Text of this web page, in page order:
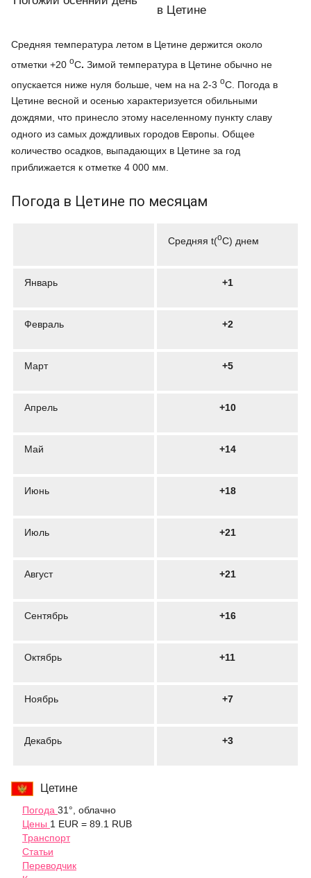
в Цетине
Средняя температура летом в Цетине держится около
отметки +20 оС. Зимой температура в Цетине обычно не
опускается ниже нуля больше, чем на на 2-3 оС. Погода в
Цетине весной и осенью характеризуется обильными
дождями, что принесло этому населенному пункту славу
одного из самых дождливых городов Европы. Общее
количество осадков, выпадающих в Цетине за год
приближается к отметке 4 000 мм.
Погода в Цетине по месяцам
Средняя t(оС) днем
Январь +1
Февраль +2
Март +5
Апрель +10
Май +14
Июнь +18
Июль +21
Август +21
Сентябрь +16
Октябрь +11
Ноябрь +7
Декабрь +3
Цетине
Погода 31°, облачно
Цены 1 EUR = 89.1 RUB
Транспорт
Статьи
Переводчик